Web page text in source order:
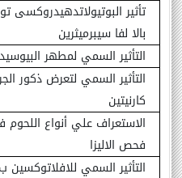
تأثير
بالا لفا سيبرميثرين
التأثير السمي لمطهر البيوسيد-30 على أجنة
التأثير السمي لتعرض ذكور
كارنيتين
الاستعراف علي أنواع
فحص الاليزا